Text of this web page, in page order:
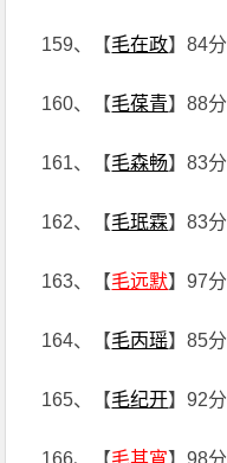
159、【毛在政】84分
160、【毛葆青】88分
161、【毛森畅】83分
162、【毛珉霖】83分
163、【毛远默】97分
164、【毛丙瑶】85分
165、【毛纪开】92分
166、【毛其宵】98分